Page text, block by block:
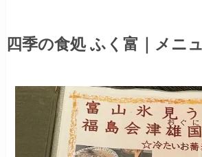
四季の食処 ふく富｜メニ